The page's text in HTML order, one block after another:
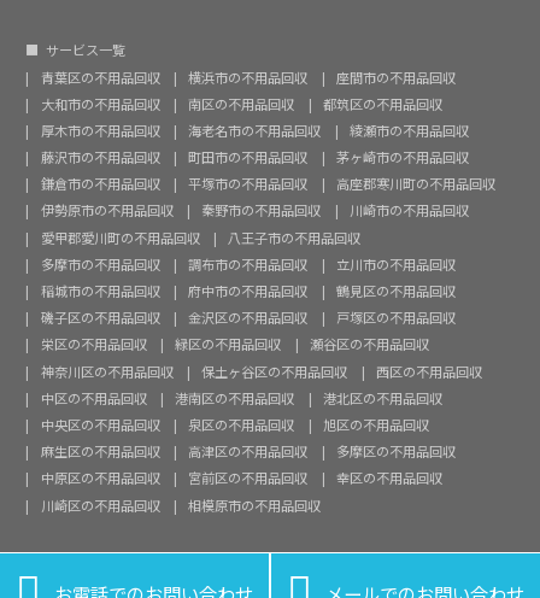
サービス一覧
青葉区の不用品回収
横浜市の不用品回収
座間市の不用品回収
大和市の不用品回収
南区の不用品回収
都筑区の不用品回収
厚木市の不用品回収
海老名市の不用品回収
綾瀬市の不用品回収
藤沢市の不用品回収
町田市の不用品回収
茅ヶ崎市の不用品回収
鎌倉市の不用品回収
平塚市の不用品回収
高座郡寒川町の不用品回収
伊勢原市の不用品回収
秦野市の不用品回収
川崎市の不用品回収
愛甲郡愛川町の不用品回収
八王子市の不用品回収
多摩市の不用品回収
調布市の不用品回収
立川市の不用品回収
稲城市の不用品回収
府中市の不用品回収
鶴見区の不用品回収
磯子区の不用品回収
金沢区の不用品回収
戸塚区の不用品回収
栄区の不用品回収
緑区の不用品回収
瀬谷区の不用品回収
神奈川区の不用品回収
保土ヶ谷区の不用品回収
西区の不用品回収
中区の不用品回収
港南区の不用品回収
港北区の不用品回収
中央区の不用品回収
泉区の不用品回収
旭区の不用品回収
麻生区の不用品回収
高津区の不用品回収
多摩区の不用品回収
中原区の不用品回収
宮前区の不用品回収
幸区の不用品回収
川崎区の不用品回収
相模原市の不用品回収